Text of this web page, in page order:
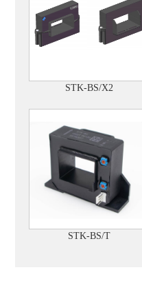
STK-BS/X2
STK-BS/T